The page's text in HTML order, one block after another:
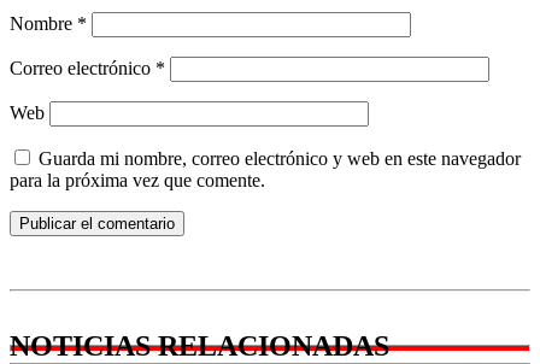
Nombre *
Correo electrónico *
Web
Guarda mi nombre, correo electrónico y web en este navegador
para la próxima vez que comente.
NOTICIAS RELACIONADAS